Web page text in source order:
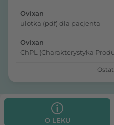
Ovixan
ulotka (pdf) dla pacjenta
Ovixan
ChPL (Charakterystyka
O LEKU